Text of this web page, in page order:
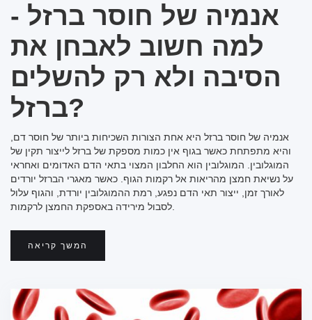
אנמיה של חוסר ברזל -
למה חשוב לאבחן את
הסיבה ולא רק להשלים
ברזל?
אנמיה של חוסר ברזל היא אחת הצורות השכיחות ביותר של חוסר דם,
והיא מתפתחת כאשר בגוף אין כמות מספקת של ברזל לייצור תקין של
המוגלובין. המוגלובין הוא החלבון המצוי בתאי הדם האדומים ואחראי
על נשיאת חמצן מהריאות אל רקמות הגוף. כאשר מאגרי הברזל יורדים
לאורך זמן, ייצור תאי הדם נפגע, רמת ההמוגלובין יורדת, והגוף עלול
המשך קריאה